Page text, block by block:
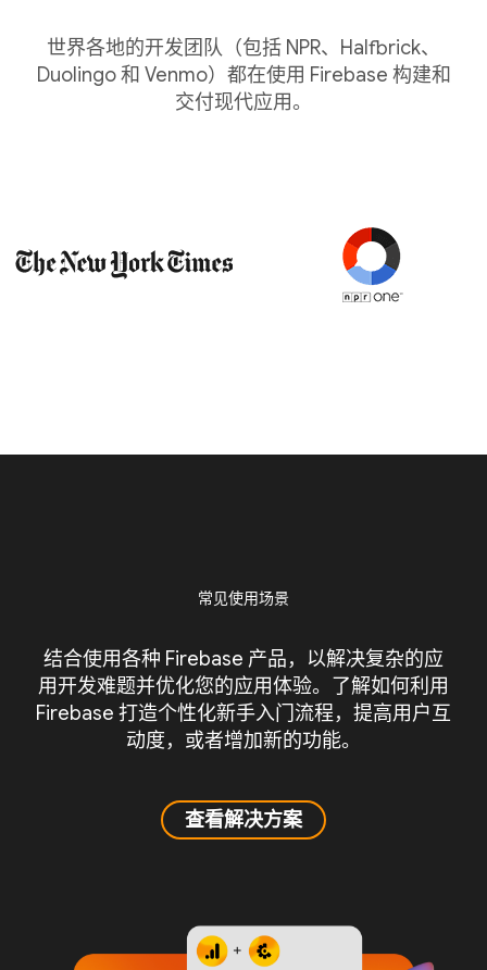
世界各地的开发团队（包括 NPR、Halfbrick、
Duolingo 和 Venmo）都在使用 Firebase 构建和
交付现代应用。
常见使用场景
结合使用各种 Firebase 产品，以解决复杂的应
用开发难题并优化您的应用体验。了解如何利用
Firebase 打造个性化新手入门流程，提高用户互
动度，或者增加新的功能。
查看解决方案